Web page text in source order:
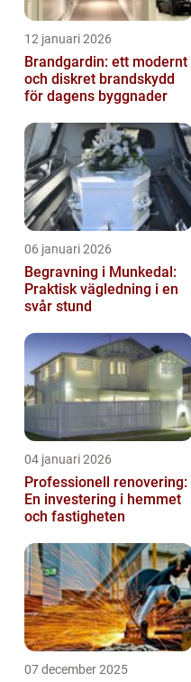
12 januari 2026
Brandgardin: ett modernt
och diskret brandskydd
för dagens byggnader
06 januari 2026
Begravning i Munkedal:
Praktisk vägledning i en
svår stund
04 januari 2026
Professionell renovering:
En investering i hemmet
och fastigheten
07 december 2025